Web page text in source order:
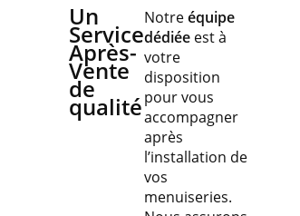
Un
Service
Après-
Vente
de
qualité
Notreéquipe
dédiée est à
votre
disposition
pour vous
accompagner
après
l’installation de
vos
menuiseries.